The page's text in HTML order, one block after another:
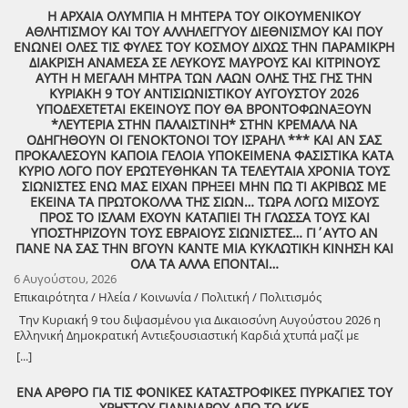
Η ΑΡΧΑΙΑ ΟΛΥΜΠΙΑ Η ΜΗΤΕΡΑ ΤΟΥ ΟΙΚΟΥΜΕΝΙΚΟΥ
ΑΘΛΗΤΙΣΜΟΥ ΚΑΙ ΤΟΥ ΑΛΛΗΛΕΓΓΥΟΥ ΔΙΕΘΝΙΣΜΟΥ ΚΑΙ ΠΟΥ
ΕΝΩΝΕΙ ΟΛΕΣ ΤΙΣ ΦΥΛΕΣ ΤΟΥ ΚΟΣΜΟΥ ΔΙΧΩΣ ΤΗΝ ΠΑΡΑΜΙΚΡΗ
ΔΙΑΚΡΙΣΗ ΑΝΑΜΕΣΑ ΣΕ ΛΕΥΚΟΥΣ ΜΑΥΡΟΥΣ ΚΑΙ ΚΙΤΡΙΝΟΥΣ
ΑΥΤΗ Η ΜΕΓΑΛΗ ΜΗΤΡΑ ΤΩΝ ΛΑΩΝ ΟΛΗΣ ΤΗΣ ΓΗΣ ΤΗΝ
ΚΥΡΙΑΚΗ 9 ΤΟΥ ΑΝΤΙΣΙΩΝΙΣΤΙΚΟΥ ΑΥΓΟΥΣΤΟΥ 2026
ΥΠΟΔΕΧΕΤΕΤΑΙ ΕΚΕΙΝΟΥΣ ΠΟΥ ΘΑ ΒΡΟΝΤΟΦΩΝΑΞΟΥΝ
*ΛΕΥΤΕΡΙΑ ΣΤΗΝ ΠΑΛΑΙΣΤΙΝΗ* ΣΤΗΝ ΚΡΕΜΑΛΑ ΝΑ
ΟΔΗΓΗΘΟΥΝ ΟΙ ΓΕΝΟΚΤΟΝΟΙ ΤΟΥ ΙΣΡΑΗΛ *** ΚΑΙ ΑΝ ΣΑΣ
ΠΡΟΚΑΛΕΣΟΥΝ ΚΑΠΟΙΑ ΓΕΛΟΙΑ ΥΠΟΚΕΙΜΕΝΑ ΦΑΣΙΣΤΙΚΑ ΚΑΤΑ
ΚΥΡΙΟ ΛΟΓΟ ΠΟΥ ΕΡΩΤΕΥΘΗΚΑΝ ΤΑ ΤΕΛΕΥΤΑΙΑ ΧΡΟΝΙΑ ΤΟΥΣ
ΣΙΩΝΙΣΤΕΣ ΕΝΩ ΜΑΣ ΕΙΧΑΝ ΠΡΗΞΕΙ ΜΗΝ ΠΩ ΤΙ ΑΚΡΙΒΩΣ ΜΕ
ΕΚΕΙΝΑ ΤΑ ΠΡΩΤΟΚΟΛΛΑ ΤΗΣ ΣΙΩΝ… ΤΩΡΑ ΛΟΓΩ ΜΙΣΟΥΣ
ΠΡΟΣ ΤΟ ΙΣΛΑΜ ΕΧΟΥΝ ΚΑΤΑΠΙΕΙ ΤΗ ΓΛΩΣΣΑ ΤΟΥΣ ΚΑΙ
ΥΠΟΣΤΗΡΙΖΟΥΝ ΤΟΥΣ ΕΒΡΑΙΟΥΣ ΣΙΩΝΙΣΤΕΣ… ΓΙ΄ΑΥΤΟ ΑΝ
ΠΑΝΕ ΝΑ ΣΑΣ ΤΗΝ ΒΓΟΥΝ ΚΑΝΤΕ ΜΙΑ ΚΥΚΛΩΤΙΚΗ ΚΙΝΗΣΗ ΚΑΙ
ΟΛΑ ΤΑ ΑΛΛΑ ΕΠΟΝΤΑΙ…
6 Αυγούστου, 2026
Επικαιρότητα / Ηλεία / Κοινωνία / Πολιτική / Πολιτισμός
Την Κυριακή 9 του διψασμένου για Δικαιοσύνη Αυγούστου 2026 η
Ελληνική Δημοκρατική Αντιεξουσιαστική Καρδιά χτυπά μαζί με
ΟΛΟΥΣ τους Συναγωνιστές για την Παλαιστίνη μέρα Μνήμης και
Αγώνα!
[...]
ΕΝΑ ΑΡΘΡΟ ΓΙΑ ΤΙΣ ΦΟΝΙΚΕΣ ΚΑΤΑΣΤΡΟΦΙΚΕΣ ΠΥΡΚΑΓΙΕΣ ΤΟΥ